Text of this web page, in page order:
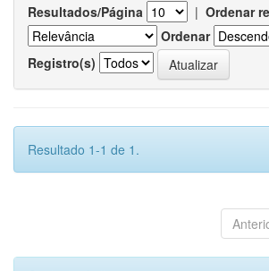
Resultados/Página | Ordenar
Ordenar
Registro(s)
Resultado 1-1 de 1.